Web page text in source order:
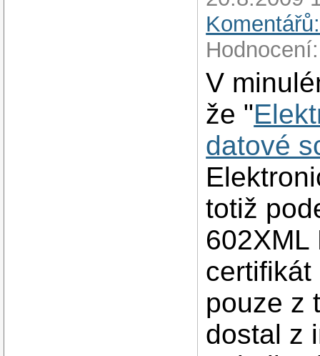
V
že "
datové
totiž
certifikát
pouze z
dostal z